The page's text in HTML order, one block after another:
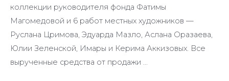
коллекции руководителя фонда Фатимы
Магомедовой и 6 работ местных художников —
Руслана Цримова, Эдуарда Мазло, Аслана Оразаева,
Юлии Зеленской, Имары и Керима Аккизовых. Все
вырученные средства от продажи …